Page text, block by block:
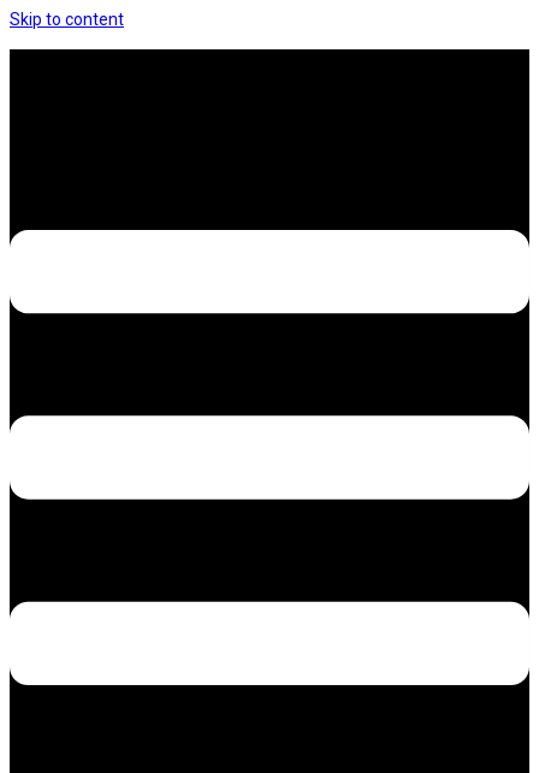
Skip to content